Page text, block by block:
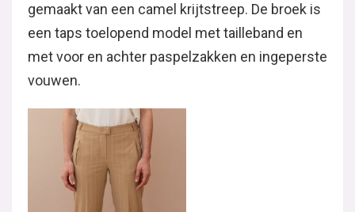
gemaakt van een camel krijtstreep. De broek is
een taps toelopend model met tailleband en
met voor en achter paspelzakken en ingeperste
vouwen.